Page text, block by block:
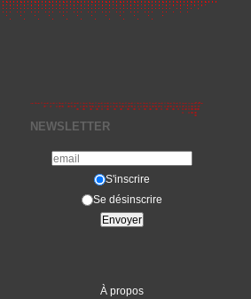
NEWSLETTER
S'inscrire
Se désinscrire
À propos